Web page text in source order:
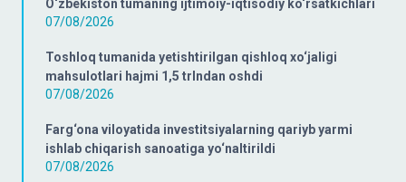
O‘zbekiston tumaning ijtimoiy-iqtisodiy ko‘rsatkichlari
07/08/2026
Toshloq tumanida yetishtirilgan qishloq xo‘jaligi
mahsulotlari hajmi 1,5 trlndan oshdi
07/08/2026
Farg‘ona viloyatida investitsiyalarning qariyb yarmi
ishlab chiqarish sanoatiga yo‘naltirildi
07/08/2026